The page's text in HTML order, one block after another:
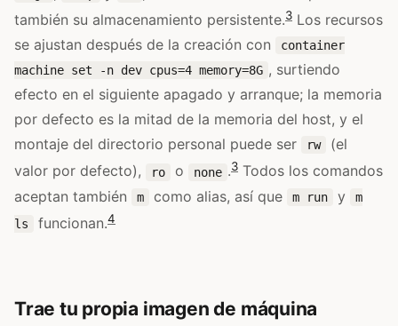
también su almacenamiento persistente.3 Los recursos
se ajustan después de la creación con
container
machine set -n dev cpus=4 memory=8G , surtiendo
efecto en el siguiente apagado y arranque; la memoria
por defecto es la mitad de la memoria del host, y el
montaje del directorio personal puede ser
rw
(el
valor por defecto),
ro o none .3 Todos los comandos
aceptan también
m como alias, así que m run y
m
ls
funcionan.4
Trae tu propia imagen de máquina